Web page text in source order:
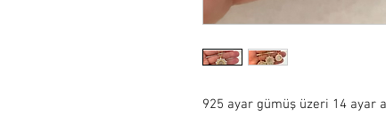
925 ayar gümüş üzeri 14 ayar